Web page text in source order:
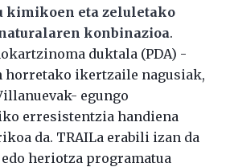
kimikoen eta zeluletako
konbinazioa.
duktala (PDA) -
horretako ikertzaile nagusiak,
egungo
erresistentzia handiena
da. TRAILa erabili izan da
heriotza programatua